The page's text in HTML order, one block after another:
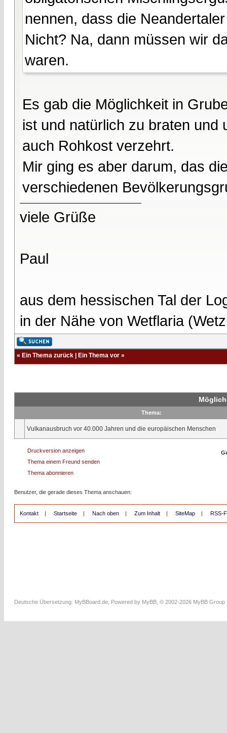
nennen, dass die
Nicht? Na, dann müssen wir
waren.
Es gab die Möglichkeit in
ist und natürlich zu braten und
auch Rohkost verzehrt.
Mir ging es aber darum, das
verschiedenen
viele Grüße
Paul
aus dem hessischen Tal der
in der Nähe von Wetflaria
« Ein Thema zurück Ein Thema vor »
Thema:
Vulkanausbruch vor 40.000 Jahren und die europäischen Menschen
Druckversion anzeigen
Thema einem Freund senden
Thema abonnieren
Benutzer, die gerade dieses Thema anschauen:
Kontakt | Startseite | Nach oben | Zum Inhalt | SiteMap | RSS-
Deutsche Übersetzung: MyBBoard.de , Powered by MyBB , © 2002-2026 MyBB Group